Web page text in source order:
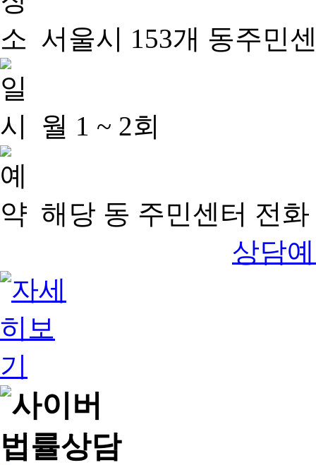
서울시 153개 동주민
월 1 ~ 2회
해당 동 주민센터 전
상담